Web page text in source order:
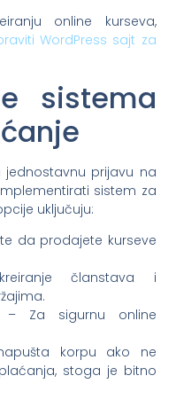
online kurseva,
WordPress sajt za
sistema
prijavu na
sistem za
uključuju:
da prodajete kurseve
članstava i
– Za sigurnu online
korpu ako ne
stoga je bitno